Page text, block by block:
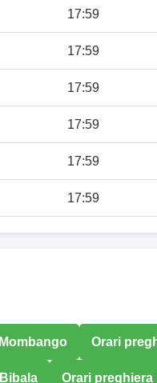
17:59
17:59
17:59
17:59
17:59
17:59
Orari
Orari preghiera